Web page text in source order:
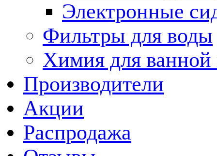
Электронные
Фильтры для воды
Химия для ванной
Производители
Акции
Распродажа